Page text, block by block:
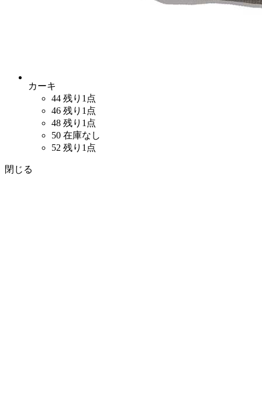
カーキ
44 残り1点
46 残り1点
48 残り1点
50 在庫なし
52 残り1点
閉じる